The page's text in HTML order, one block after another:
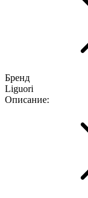
Бренд
Liguori
Описание: